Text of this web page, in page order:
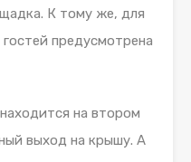
К тому же, для
предусмотрена
на втором
выход на крышу. А